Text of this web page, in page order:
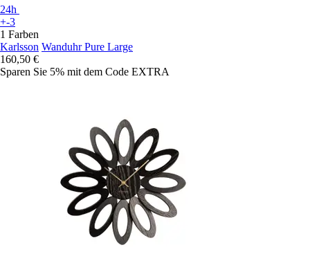
24h
+-3
1 Farben
Karlsson Wanduhr Pure Large
160,50 €
Sparen Sie 5% mit dem Code EXTRA